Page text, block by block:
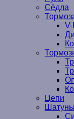
Сёдла
Цепи